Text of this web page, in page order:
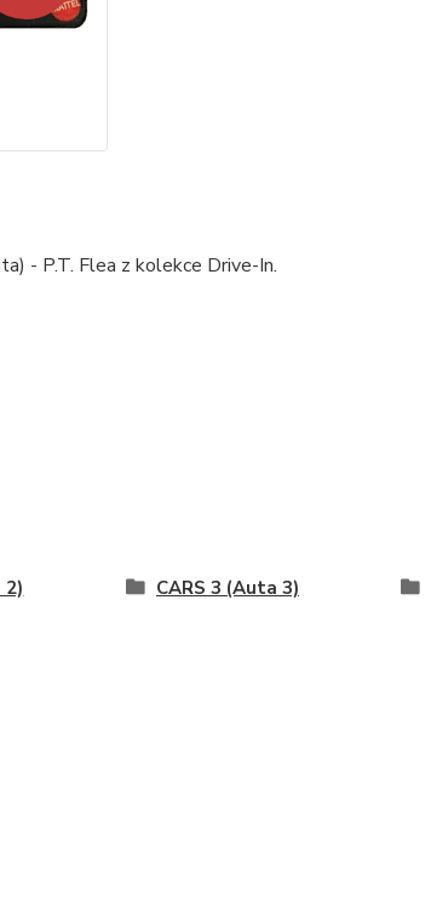
- P.T. Flea z kolekce Drive-In.
2) CARS 3 (Auta 3)